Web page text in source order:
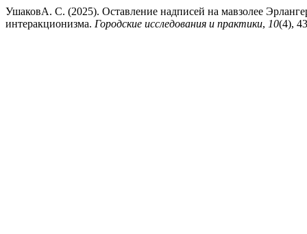
УшаковА. С. (2025). Оставление надписей на мавзолее
интеракционизма. Городские исследования и практики, 10(4),